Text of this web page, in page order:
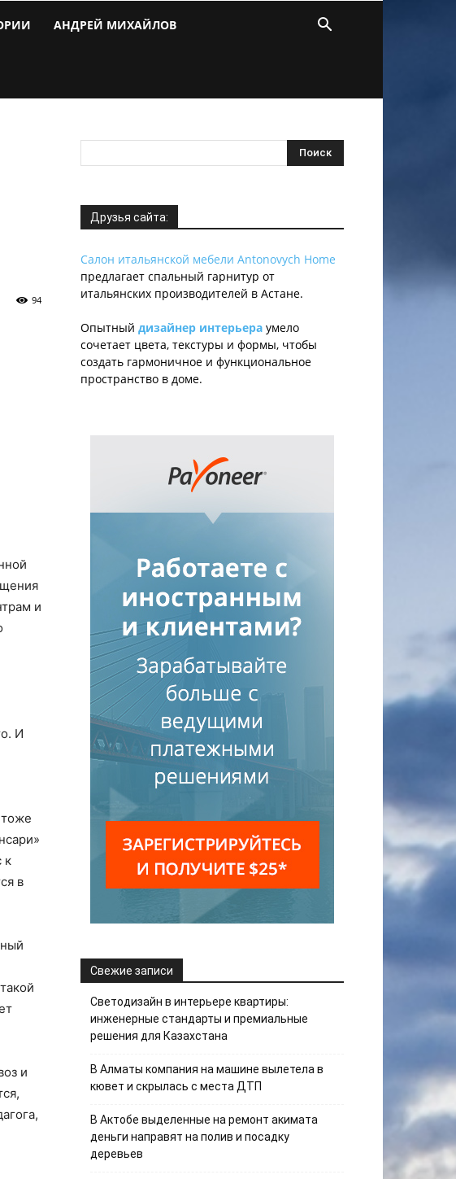
АНДРЕЙ МИХАЙЛОВ
94
и
И
к
в
и
Друзья сайта:
Салон итальянской мебели Antonovych Home
предлагает спальный гарнитур от
итальянских производителей в Астане.
Опытный дизайнер интерьера умело
сочетает цвета, текстуры и формы, чтобы
создать гармоничное и функциональное
пространство в доме.
Свежие записи
Светодизайн в интерьере квартиры:
инженерные стандарты и премиальные
решения для Казахстана
В Алматы компания на машине вылетела в
кювет и скрылась с места ДТП
В Актобе выделенные на ремонт акимата
деньги направят на полив и посадку
деревьев